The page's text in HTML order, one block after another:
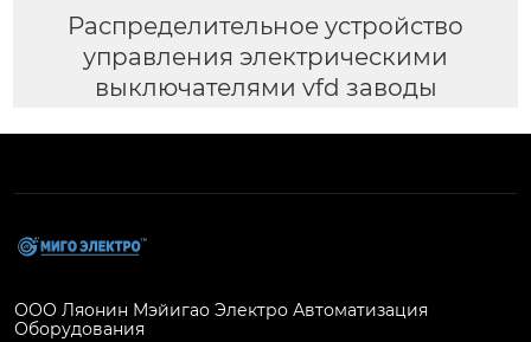
Распределительное устройство
управления электрическими
выключателями vfd заводы
ООО Ляонин Мэйигао Электро Автоматизация
Оборудования